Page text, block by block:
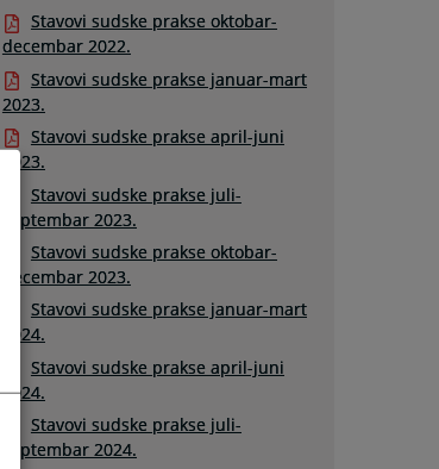
Stavovi sudske prakse oktobar-
decembar 2022.
Stavovi sudske prakse januar-mart
2023.
Stavovi sudske prakse april-juni
2023.
Stavovi sudske prakse juli-
septembar 2023.
Stavovi sudske prakse oktobar-
decembar 2023.
Stavovi sudske prakse januar-mart
2024.
Stavovi sudske prakse april-juni
2024.
Stavovi sudske prakse juli-
septembar 2024.